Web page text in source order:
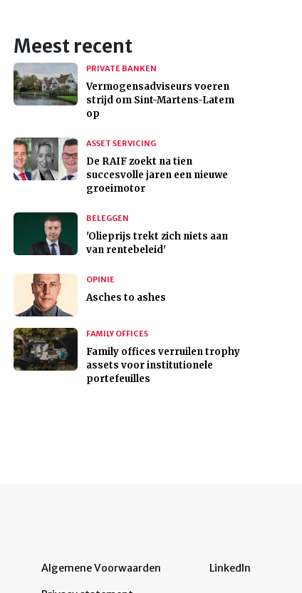
Meest recent
PRIVATE BANKEN
Vermogensadviseurs voeren
strijd om Sint-Martens-Latem
op
ASSET SERVICING
De RAIF zoekt na tien
succesvolle jaren een nieuwe
groeimotor
BELEGGEN
'Olieprijs trekt zich niets aan
van rentebeleid'
OPINIE
Asches to ashes
FAMILY OFFICES
Family offices verruilen trophy
assets voor institutionele
portefeuilles
Algemene Voorwaarden LinkedIn